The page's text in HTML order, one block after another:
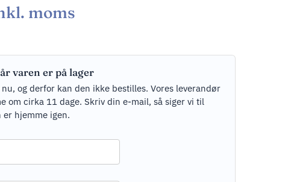
moms
varen er på lager
og derfor kan den ikke bestilles. Vores leverandør
om cirka 11 dage. Skriv din e-mail, så siger vi til
er hjemme igen.